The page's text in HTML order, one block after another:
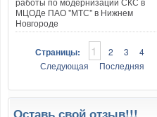
МЦОДе ПАО "МТС" в Нижнем
Новгороде
Страницы: 1 2 3
4
Следующая
Последняя
Оставь свой отзыв!!!